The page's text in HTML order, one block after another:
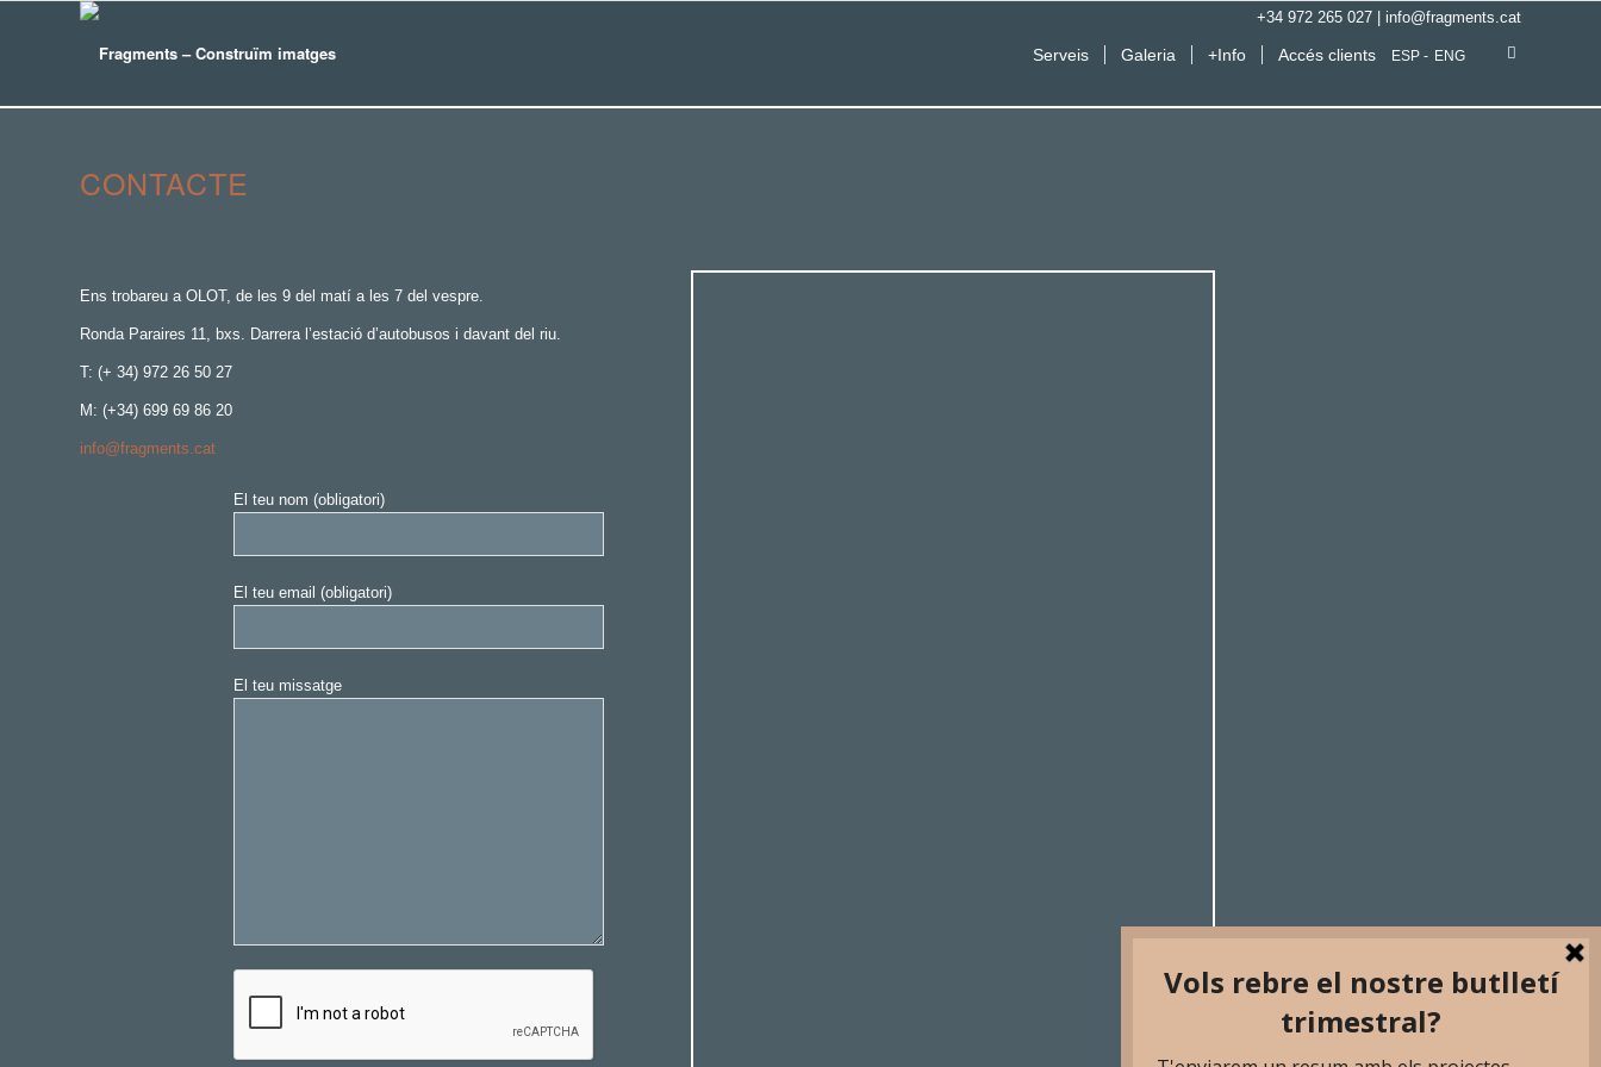
+34 972 265 027 info@fragments.cat
Serveis Galeria +Info Accés clients ESP ENG
CONTACTE
Ens trobareu a OLOT, de les 9 del matí a les 7 del vespre.
Ronda Paraires 11, bxs. Darrera l’estació d’autobusos i davant del riu.
T: (+ 34) 972 26 50 27
M: (+34) 699 69 86 20
info@fragments.cat
El teu nom (obligatori)
El teu email (obligatori)
El teu missatge